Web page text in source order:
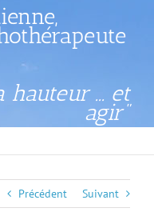
hauteur ... et
agir"
Précédent Suivant